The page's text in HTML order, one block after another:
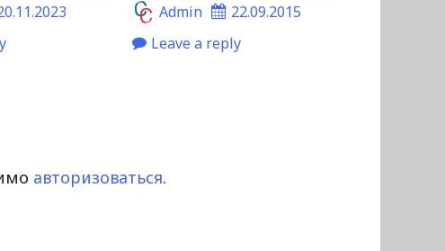
Admin
22.09.2015
Leave a reply
авторизоваться.